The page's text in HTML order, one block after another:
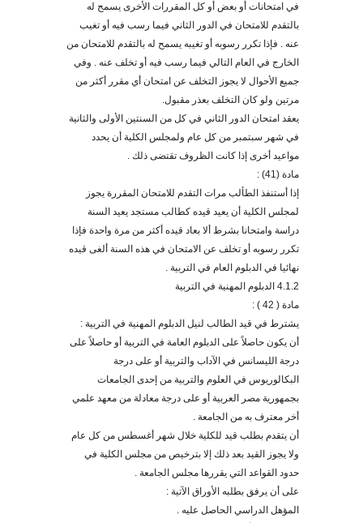
في امتحانات أو بعض أو كل المقررات الأخرى يسمح له
بالتقدم للامتحان في الدور الثاني فيما رسب فيه أو تغيب
عنه . فإذا تكرر رسوبه أو تغيبه يسمح له بالتقدم للامتحان من
الخارج في العام التالي فيما رسب فيه أو تخلف عنه . وفي
جميع الأحوال لا يجوز التخلف عن امتحان أي مقرر أكثر من
مرتين ولو كان التخلف بعذر مقبول.
يعقد امتحان الدور الثاني في كل من السنتين الأولى والثانية
في شهر سبتمبر من كل عام ولمجلس الكلية أن يحدد
مواعيد أخرى إذا كانت الظروف تقتضى ذلك .
مادة (41) :
إذا أستنفذ الطألب مرات التقدم للامتحان المقررة يجوز
لمجلس الكلية أن يعيد قيده كطالب مستجد يعيد السنة
دراسة وامتحانا بشرط ألا بعاد قيده أكثر من مرة واحدة فإذا
تكرر رسوبه أو تخلف عن الامتحان في هذه السنة ألغى قيده
نهائيا في الدبلوم العام في التربية .
4.1.2 الدبلوم المهنية في التربية
مادة ( 42 ) :
يشترط في قيد الطالب لنيل الدبلوم المهنية في التربية :
أن يكون حاصلاً على الدبلوم العامة في التربية أو حاصلاً على
درجة الليسانس في الآداب والتربية أو على درجة
البكالوريوس في العلوم والتربية من إحدى الجامعات
بجمهورية مصر العربية أو على درجة معادلة من معهد علمي
أخر معترف به من الجامعة .
أن يتقدم بطلب قيد للكلية خلال شهر أغسطس من كل عام
ولا يجوز القيد بعد ذلك إلا بترخيص من مجلس الكلية في
حدود القواعد التي يقررها مجلس الجامعة .
على أن يرفق بطلبه الأوراق الآتية :
المؤهل الدراسي الحاصل عليه .